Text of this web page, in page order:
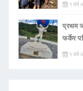
१ वर्ष
प्रथम
फर्केर
१ वर्ष